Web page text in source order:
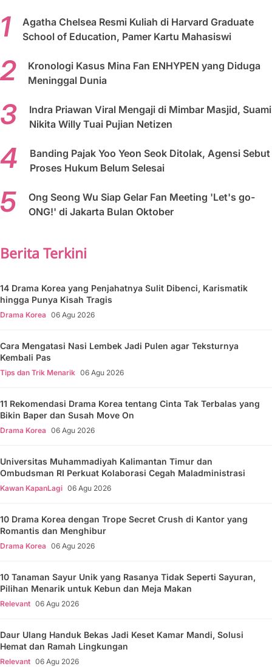
Agatha Chelsea Resmi Kuliah di Harvard Graduate
School of Education, Pamer Kartu Mahasiswi
Kronologi Kasus Mina Fan ENHYPEN yang Diduga
Meninggal Dunia
Indra Priawan Viral Mengaji di Mimbar Masjid, Suami
Nikita Willy Tuai Pujian Netizen
Banding Pajak Yoo Yeon Seok Ditolak, Agensi Sebut
Proses Hukum Belum Selesai
Ong Seong Wu Siap Gelar Fan Meeting 'Let's go-
ONG!' di Jakarta Bulan Oktober
Berita Terkini
14 Drama Korea yang Penjahatnya Sulit Dibenci, Karismatik
hingga Punya Kisah Tragis
Drama Korea 06 Agu 2026
Cara Mengatasi Nasi Lembek Jadi Pulen agar Teksturnya
Kembali Pas
Tips dan Trik Menarik 06 Agu 2026
11 Rekomendasi Drama Korea tentang Cinta Tak Terbalas yang
Bikin Baper dan Susah Move On
Drama Korea 06 Agu 2026
Universitas Muhammadiyah Kalimantan Timur dan
Ombudsman RI Perkuat Kolaborasi Cegah Maladministrasi
Kawan KapanLagi 06 Agu 2026
10 Drama Korea dengan Trope Secret Crush di Kantor yang
Romantis dan Menghibur
Drama Korea 06 Agu 2026
10 Tanaman Sayur Unik yang Rasanya Tidak Seperti Sayuran,
Pilihan Menarik untuk Kebun dan Meja Makan
Relevant 06 Agu 2026
Daur Ulang Handuk Bekas Jadi Keset Kamar Mandi, Solusi
Hemat dan Ramah Lingkungan
Relevant 06 Agu 2026